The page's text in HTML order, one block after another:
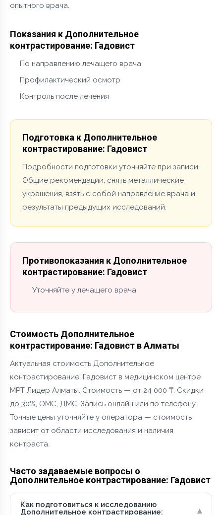
опытного врача.
Показания к Дополнительное
контрастирование: Гадовист
По направлению лечащего врача
Профилактический осмотр
Контроль после лечения
Подготовка к Дополнительное
контрастирование: Гадовист
Подробности подготовки уточняйте при записи.
Общие рекомендации: снять металлические
украшения, взять с собой направление врача и
результаты предыдущих исследований.
Противопоказания к Дополнительное
контрастирование: Гадовист
Уточняйте у лечащего врача
Стоимость Дополнительное
контрастирование: Гадовист в Алматы
Актуальная стоимость Дополнительное
контрастирование: Гадовист в медицинском центре
МРТ Лидер Алматы. Стоимость — от 24 000 ₸. Скидки
до 30%, ОМС, ДМС. Запись онлайн или по телефону.
Точные цены уточняйте у оператора — стоимость
зависит от области исследования и наличия
контраста.
Часто задаваемые вопросы о
Дополнительное контрастирование: Гадовист
Как подготовиться к исследованию
Дополнительное контрастирование:
▾